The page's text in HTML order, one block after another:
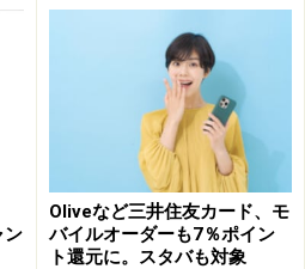
ナスポイントは、年間利用額
ボーナスポイントが獲得できま
10～60％のボーナスポイント
らも1ポイント＝3マイルと少
も＋αは大きな存在です。
ン
Oliveなど三井住友カード、モ
バイルオーダーも7％ポイン
ト還元に。スタバも対象